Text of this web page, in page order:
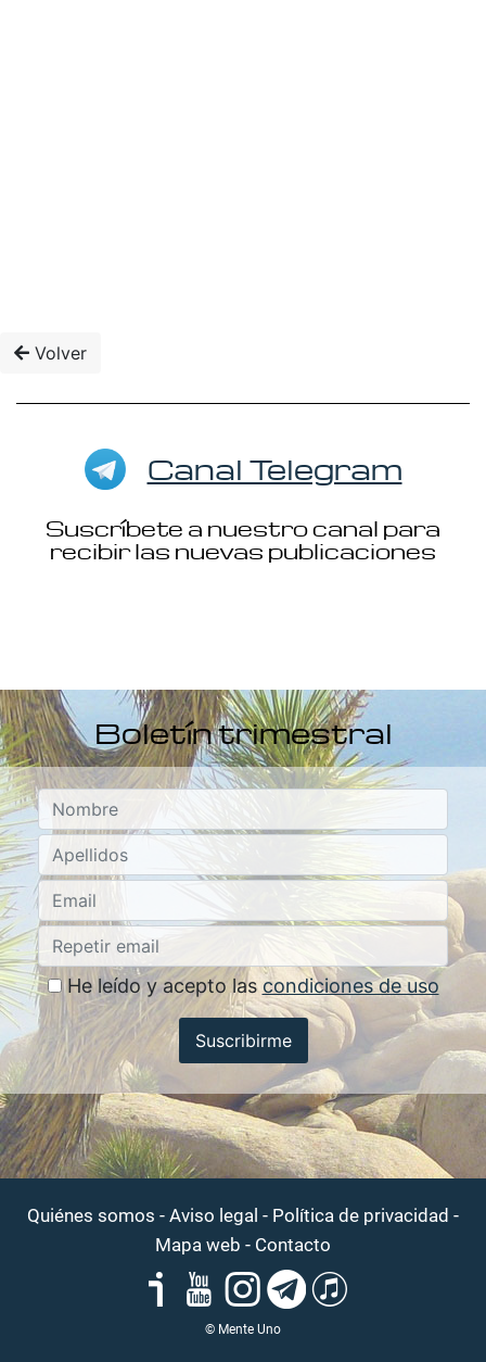
Volver
Canal Telegram
Suscríbete a nuestro canal para
recibir las nuevas publicaciones
Boletín trimestral
He leído y acepto las condiciones de uso
Suscribirme
Quiénes somos - Aviso legal - Política de privacidad -
Mapa web - Contacto
© Mente Uno